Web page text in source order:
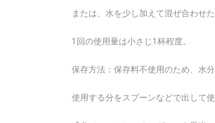
または、水を少し加えて混ぜ合わせ
1回の使用量は小さじ1杯程度。
保存方法：保存料不使用のため、水
使用する分をスプーンなどで出して使